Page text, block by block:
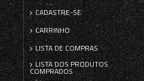
CADASTRE-SE
CARRINHO
LISTA DE COMPRAS
LISTA DOS PRODUTOS
COMPRADOS